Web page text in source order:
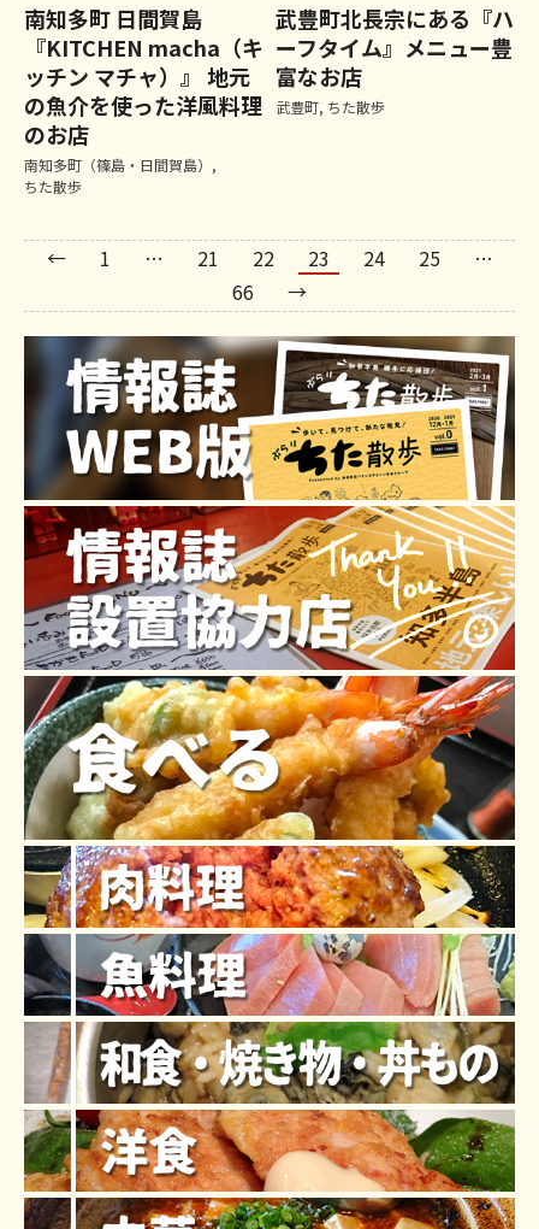
南知多町 日間賀島
『KITCHEN macha（キ
ッチン マチャ）』 地元
の魚介を使った洋風料理
のお店
南知多町（篠島・日間賀島） ,
ちた散歩
武豊町北長宗にある『ハ
ーフタイム』メニュー豊
富なお店
武豊町, ちた散歩
← 1 … 21 22 23 24 25
…
66
→